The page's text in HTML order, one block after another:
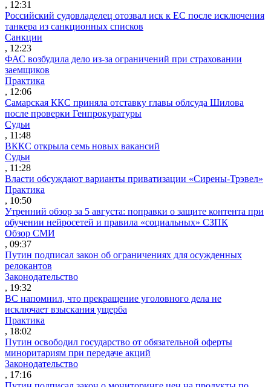
, 12:31
Российский судовладелец отозвал иск к ЕС после исключения
танкера из санкционных списков
Санкции
, 12:23
ФАС возбудила дело из-за ограничений при страховании
заемщиков
Практика
, 12:06
Самарская ККС приняла отставку главы облсуда Шилова
после проверки Генпрокуратуры
Судьи
, 11:48
ВККС открыла семь новых вакансий
Судьи
, 11:28
Власти обсуждают варианты приватизации «Сирены-Трэвел»
Практика
, 10:50
Утренний обзор за 5 августа: поправки о защите контента при
обучении нейросетей и правила «социальных» СЗПК
Обзор СМИ
, 09:37
Путин подписал закон об ограничениях для осужденных
релокантов
Законодательство
, 19:32
ВС напомнил, что прекращение уголовного дела не
исключает взыскания ущерба
Практика
, 18:02
Путин освободил государство от обязательной оферты
миноритариям при передаче акций
Законодательство
, 17:16